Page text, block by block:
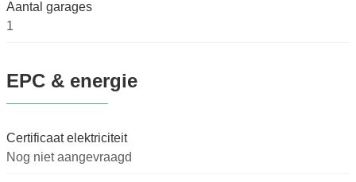
Aantal garages
1
EPC & energie
Certificaat elektriciteit
Nog niet aangevraagd